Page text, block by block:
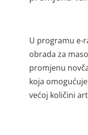
U programu e-
obrada za
promjenu
koja
većoj količini